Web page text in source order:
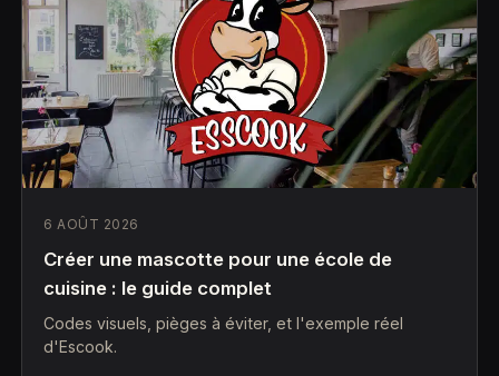
6 AOÛT 2026
Créer une mascotte pour une école de
cuisine : le guide complet
Codes visuels, pièges à éviter, et l'exemple réel
d'Escook.